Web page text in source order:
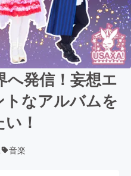
へ発信！妄想エ
なアルバムを
！
音楽